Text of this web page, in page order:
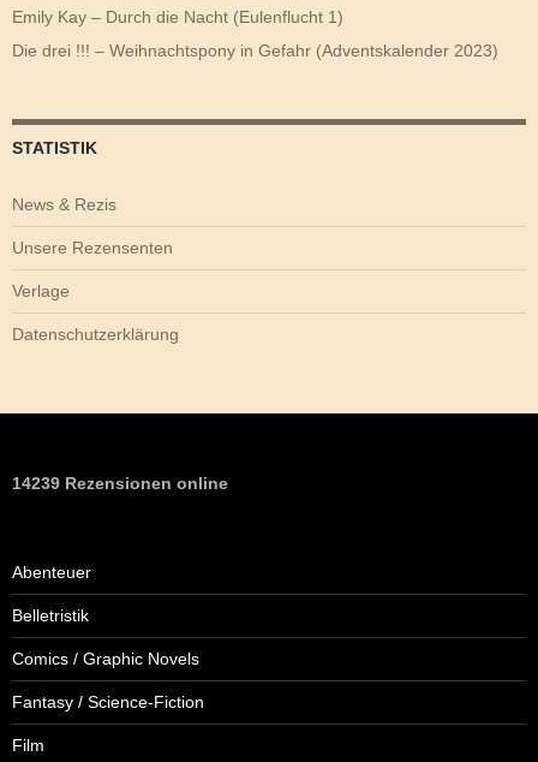
Emily Kay – Durch die Nacht (Eulenflucht 1)
Die drei !!! – Weihnachtspony in Gefahr (Adventskalender 2023)
STATISTIK
News & Rezis
Unsere Rezensenten
Verlage
Datenschutzerklärung
14239 Rezensionen online
Abenteuer
Belletristik
Comics / Graphic Novels
Fantasy / Science-Fiction
Film